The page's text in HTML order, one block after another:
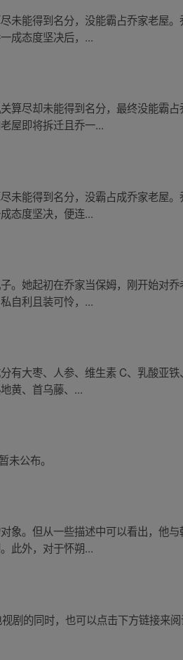
未能得到名分，没能霸占乔家老屋
成态度坚决后，...
算尽却未能得到名分，最终没能霸
屋即将拆迁且乔一...
未能得到名分，没霸占成乔家老屋
态度坚决，便连...
。她起初在乔家当保姆，刚开始对
自利且装可怜，...
有大枣、人参、维生素 C、乳酸亚
黄、首乌藤、...
公布。
象。但从一些描述中可以看出，他
此外，对于怀朔...
的同时，也可以点击下方链接来